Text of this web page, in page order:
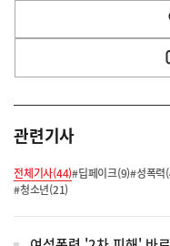
관련기사
전체기사(44)#딥페이크(9)#성폭력
#청소년(21)